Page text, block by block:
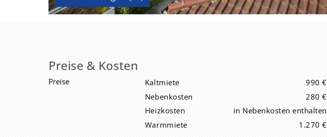
Preise & Kosten
Preise Kaltmiete
990 €
Nebenkosten
280 €
Heizkosten
in Nebenkosten enthalten
Warmmiete
1.270 €